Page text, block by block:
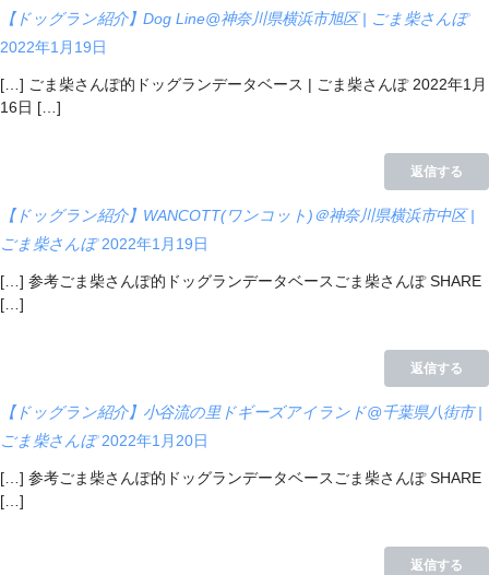
【ドッグラン紹介】Dog Line@神奈川県横浜市旭区 | ごま柴さんぽ
2022年1月19日
[…] ごま柴さんぽ的ドッグランデータベース | ごま柴さんぽ 2022年1月
16日 […]
返信する
【ドッグラン紹介】WANCOTT(ワンコット)＠神奈川県横浜市中区 |
ごま柴さんぽ 2022年1月19日
[…] 参考ごま柴さんぽ的ドッグランデータベースごま柴さんぽ SHARE
[…]
返信する
【ドッグラン紹介】小谷流の里ドギーズアイランド@千葉県八街市 |
ごま柴さんぽ 2022年1月20日
[…] 参考ごま柴さんぽ的ドッグランデータベースごま柴さんぽ SHARE
[…]
返信する